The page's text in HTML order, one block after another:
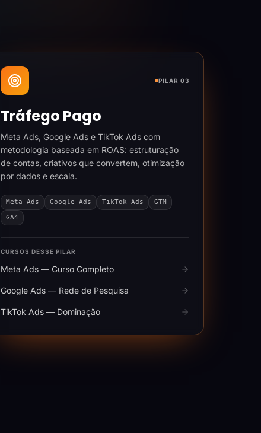
PILAR 03
Tráfego Pago
Meta Ads, Google Ads e TikTok Ads com
metodologia baseada em ROAS: estruturação
de contas, criativos que convertem, otimização
por dados e escala.
Meta Ads Google Ads TikTok Ads
GTM
GA4
CURSOS DESSE PILAR
Meta Ads — Curso Completo
Google Ads — Rede de Pesquisa
TikTok Ads — Dominação